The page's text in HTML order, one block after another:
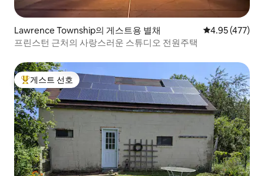
Lawrence Township의 게스트용 별채 평점 4.95점(5
4.95 (477)
프린스턴 근처의 사랑스러운 스튜디오 전원주택
상위 게스트 선호
게스트 선호